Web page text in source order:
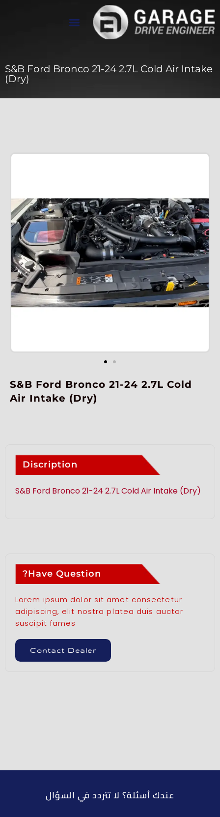
S&B Ford Bronco 21-24 2.7L Cold Air Intake
(Dry)
S&B Ford Bronco 21-24 2.7L Cold
Air Intake (Dry)
Discription
S&B Ford Bronco 21-24 2.7L Cold Air Intake (Dry)
Have Question?
Lorem ipsum dolor sit amet consectetur
adipiscing, elit nostra platea duis auctor
suscipit fames
Contact Dealer
عندك أسئلة؟ لا تتردد في السؤال